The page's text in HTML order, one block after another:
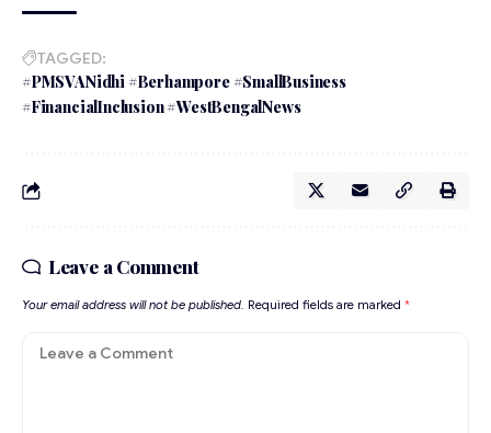
TAGGED:
#PMSVANidhi #Berhampore #SmallBusiness
#FinancialInclusion #WestBengalNews
Leave a Comment
Your email address will not be published. Required fields are marked *